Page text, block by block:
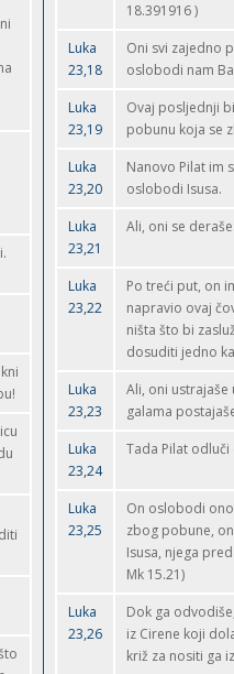
18.391916 )
Luka
23,18
Oni svi zajedno
oslobodi nam
Luka
23,19
Ovaj posljednji
pobunu koja se
Luka
23,20
Nanovo Pilat im
oslobodi Isusa.
Luka
23,21
Ali, oni se
Luka
23,22
Po treći put, on
napravio ovaj
ništa što bi
dosuditi jedno
Luka
23,23
Ali, oni ustrajaše
galama
Luka
23,24
Tada Pilat
Luka
23,25
On oslobodi
zbog pobune,
Isusa, njega
Mk 15.21)
Luka
23,26
Dok ga
iz Cirene koji
križ za nositi ga